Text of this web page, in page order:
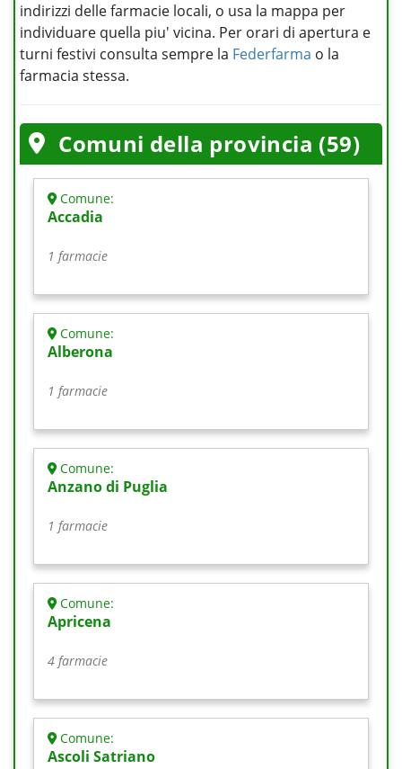
indirizzi delle farmacie locali, o usa la mappa per
individuare quella piu' vicina. Per orari di apertura e
turni festivi consulta sempre la Federfarma o la
farmacia stessa.
Comuni della provincia (59)
Comune:
Accadia
1 farmacie
Comune:
Alberona
1 farmacie
Comune:
Anzano di Puglia
1 farmacie
Comune:
Apricena
4 farmacie
Comune:
Ascoli Satriano